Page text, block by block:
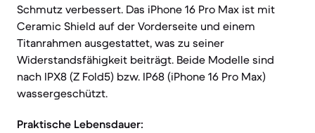
Schmutz verbessert. Das iPhone 16 Pro Max ist mit
Ceramic Shield auf der Vorderseite und einem
Titanrahmen ausgestattet, was zu seiner
Widerstandsfähigkeit beiträgt. Beide Modelle sind
nach IPX8 (Z Fold5) bzw. IP68 (iPhone 16 Pro Max)
wassergeschützt.
Praktische Lebensdauer: